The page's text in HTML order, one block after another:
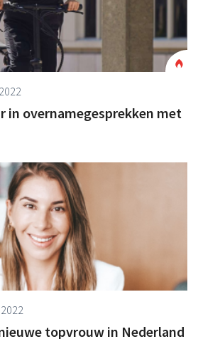
in overnamegesprekken met
topvrouw in Nederland